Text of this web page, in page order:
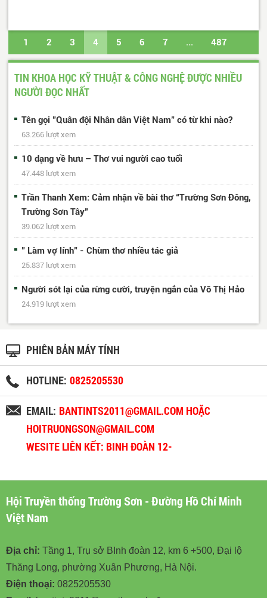
1 2 3 4 5 6 7 ... 487
488 Trang cuối
TIN KHOA HỌC KỸ THUẬT & CÔNG NGHỆ ĐƯỢC NHIỀU
NGƯỜI ĐỌC NHẤT
Tên gọi "Quân đội Nhân dân Việt Nam" có từ khi nào?
63.266 lượt xem
10 dạng về hưu – Thơ vui người cao tuổi
47.448 lượt xem
Trần Thanh Xem: Cảm nhận về bài thơ “Trường Sơn Đông,
Trường Sơn Tây”
39.062 lượt xem
" Làm vợ lính" - Chùm thơ nhiều tác giả
25.837 lượt xem
Người sót lại của rừng cười, truyện ngắn của Võ Thị Hảo
24.919 lượt xem
PHIÊN BẢN MÁY TÍNH
HOTLINE: 0825205530
EMAIL: BANTINTS2011@GMAIL.COM HOẶC
HOITRUONGSON@GMAIL.COM
WESITE LIÊN KẾT: BINH ĐOÀN 12-
Hội Truyền thống Trường Sơn - Đường Hồ Chí Minh
Việt Nam
Địa chỉ: Tầng 1, Trụ sở BInh đoàn 12, km 6 +500, Đại lộ
Thăng Long, phường Xuân Phương, Hà Nội.
Điện thoại: 0825205530